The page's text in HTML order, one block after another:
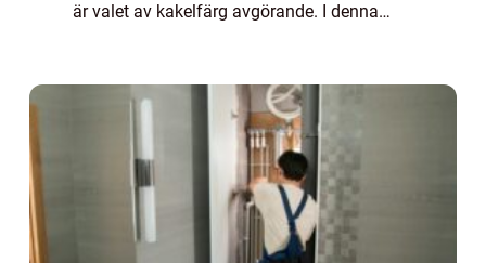
är valet av kakelfärg avgörande. I denna